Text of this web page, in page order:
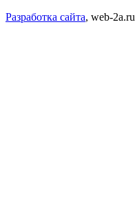
Разработка сайта, web-2a.ru